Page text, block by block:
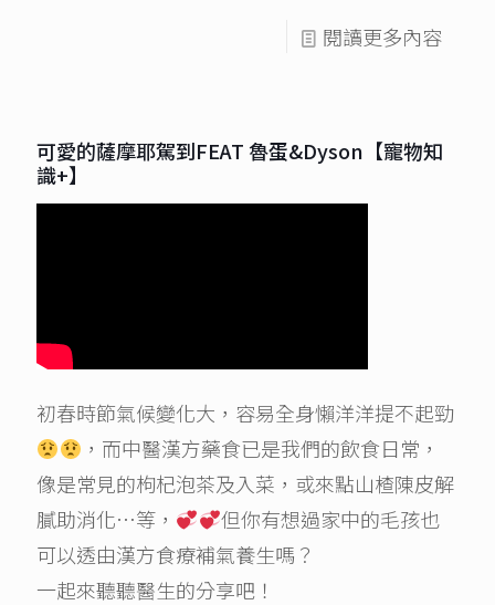
閱讀更多內容
可愛的薩摩耶駕到FEAT 魯蛋&Dyson【寵物知
識+】
初春時節氣候變化大，容易全身懶洋洋提不起勁
，而中醫漢方藥食已是我們的飲食日常，
像是常見的枸杞泡茶及入菜，或來點山楂陳皮解
膩助消化…等，
但你有想過家中的毛孩也
可以透由漢方食療補氣養生嗎？
一起來聽聽醫生的分享吧！